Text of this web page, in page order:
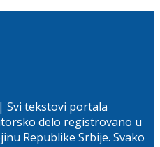
Svi tekstovi portala
delo registrovano u
Republike Srbije. Svako